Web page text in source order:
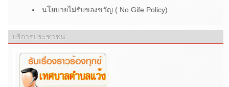
นโยบายไม่รับของขวัญ ( No Gife Policy)
บริการประชาชน